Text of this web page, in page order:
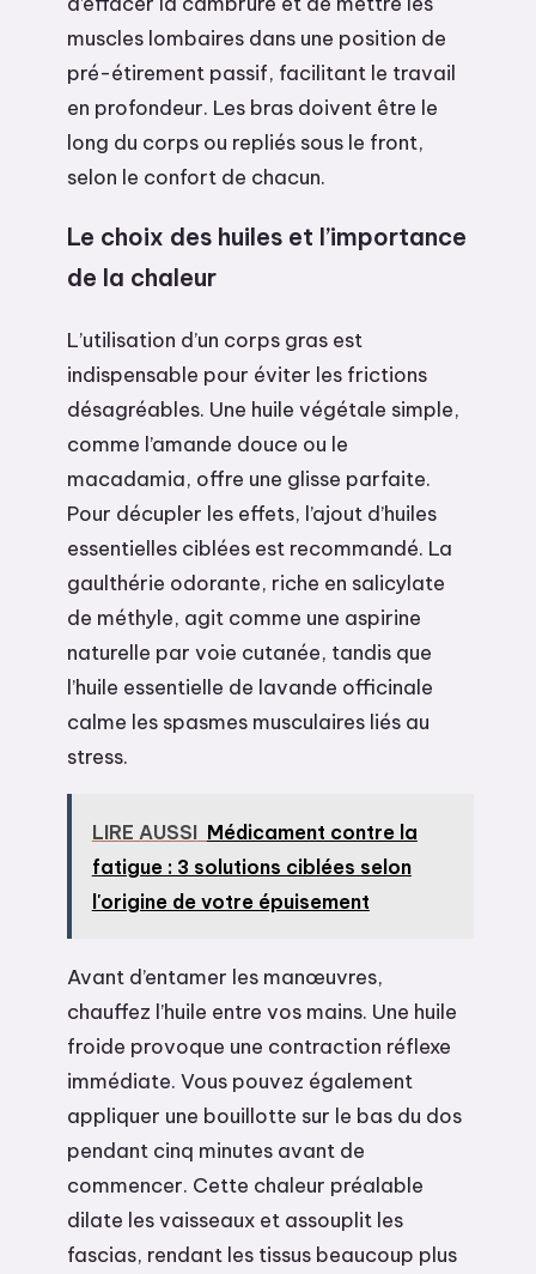
muscles lombaires dans une position de
pré-étirement passif, facilitant le travail
en profondeur. Les bras doivent être le
long du corps ou repliés sous le front,
selon le confort de chacun.
Le choix des huiles et l’importance
de la chaleur
L’utilisation d’un corps gras est
indispensable pour éviter les frictions
désagréables. Une huile végétale simple,
comme l’amande douce ou le
macadamia, offre une glisse parfaite.
Pour décupler les effets, l’ajout d’huiles
essentielles ciblées est recommandé. La
gaulthérie odorante, riche en salicylate
de méthyle, agit comme une aspirine
naturelle par voie cutanée, tandis que
l’huile essentielle de lavande officinale
calme les spasmes musculaires liés au
stress.
LIRE AUSSI Médicament contre la
fatigue : 3 solutions ciblées selon
l'origine de votre épuisement
Avant d’entamer les manœuvres,
chauffez l’huile entre vos mains. Une huile
froide provoque une contraction réflexe
immédiate. Vous pouvez également
appliquer une bouillotte sur le bas du dos
pendant cinq minutes avant de
commencer. Cette chaleur préalable
dilate les vaisseaux et assouplit les
fascias, rendant les tissus beaucoup plus